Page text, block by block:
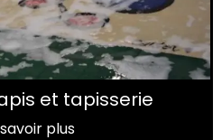
et tapisserie
plus